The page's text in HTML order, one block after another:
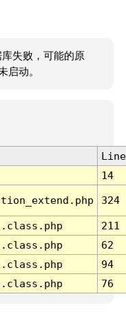
失败，可能的原
启动。
Line
14
324
211
62
94
76